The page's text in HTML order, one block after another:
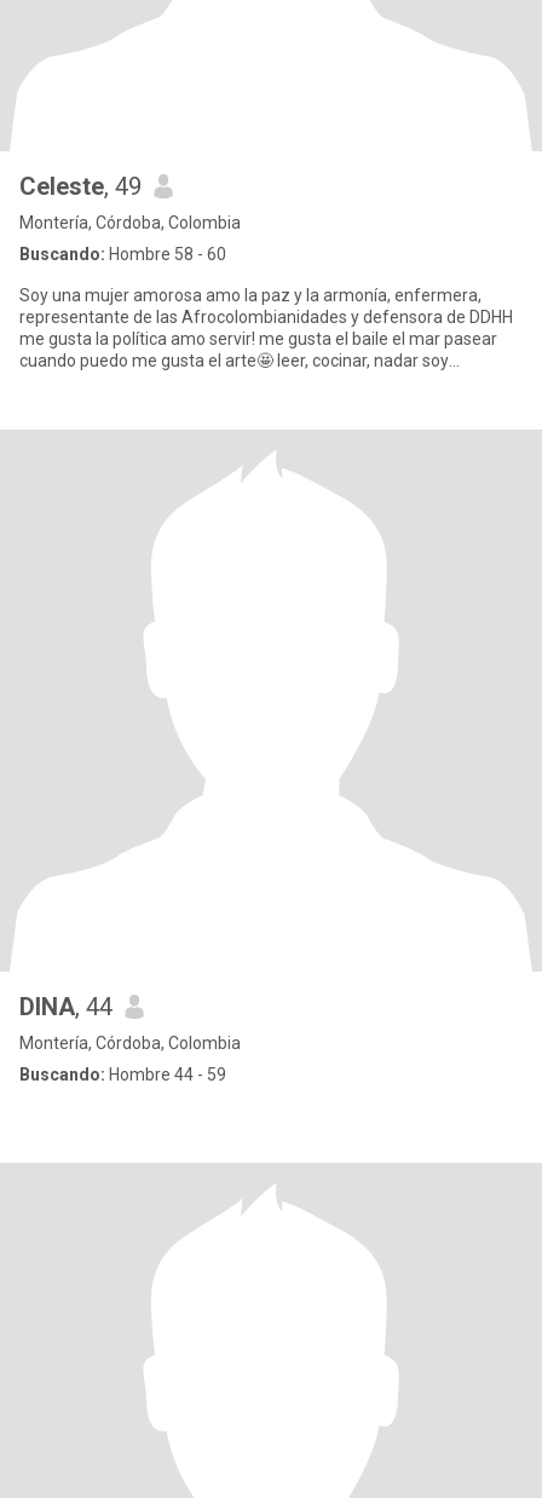
Celeste, 49
Montería, Córdoba, Colombia
Buscando: Hombre 58 - 60
Soy una mujer amorosa amo la paz y la armonía, enfermera,
representante de las Afrocolombianidades y defensora de DDHH
me gusta la política amo servir! me gusta el baile el mar pasear
cuando puedo me gusta el arte🤩 leer, cocinar, nadar soy
DINA, 44
Montería, Córdoba, Colombia
Buscando: Hombre 44 - 59